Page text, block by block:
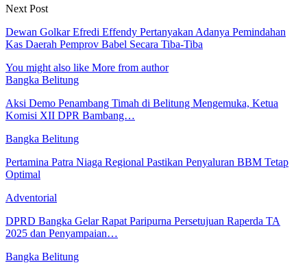
Next Post
Dewan Golkar Efredi Effendy Pertanyakan Adanya Pemindahan
Kas Daerah Pemprov Babel Secara Tiba-Tiba
You might also like More from author
Bangka Belitung
Aksi Demo Penambang Timah di Belitung Mengemuka, Ketua
Komisi XII DPR Bambang…
Bangka Belitung
Pertamina Patra Niaga Regional Pastikan Penyaluran BBM Tetap
Optimal
Adventorial
DPRD Bangka Gelar Rapat Paripurna Persetujuan Raperda TA
2025 dan Penyampaian…
Bangka Belitung